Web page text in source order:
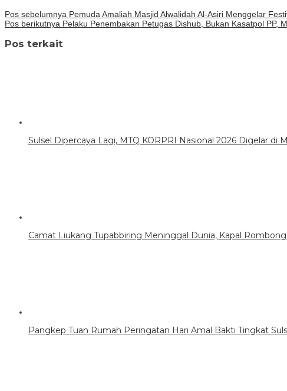
Pos sebelumnya Pemuda Amaliah Masjid Alwalidah Al-Asiri Menggelar
Pos berikutnya Pelaku Penembakan Petugas Dishub, Bukan Kasatpol PP,
Pos terkait
Sulsel Dipercaya Lagi, MTQ KORPRI Nasional 2026 Digelar di
Camat Liukang Tupabbiring Meninggal Dunia, Kapal
Pangkep Tuan Rumah Peringatan Hari Amal Bakti Tingkat